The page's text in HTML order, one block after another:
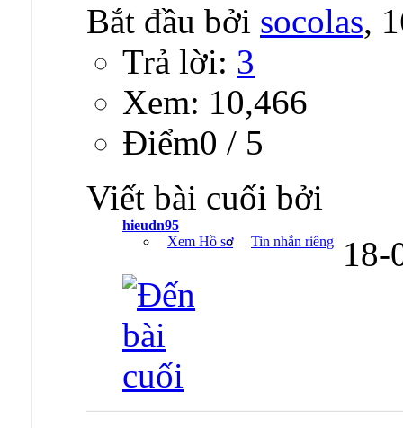
Bắt đầu bởi socolas,
Trả lời: 3
Xem: 10,466
Ðiểm0 / 5
Viết bài cuối bởi
hieudn95
Xem Hồ sơ
Tin nhắn riêng